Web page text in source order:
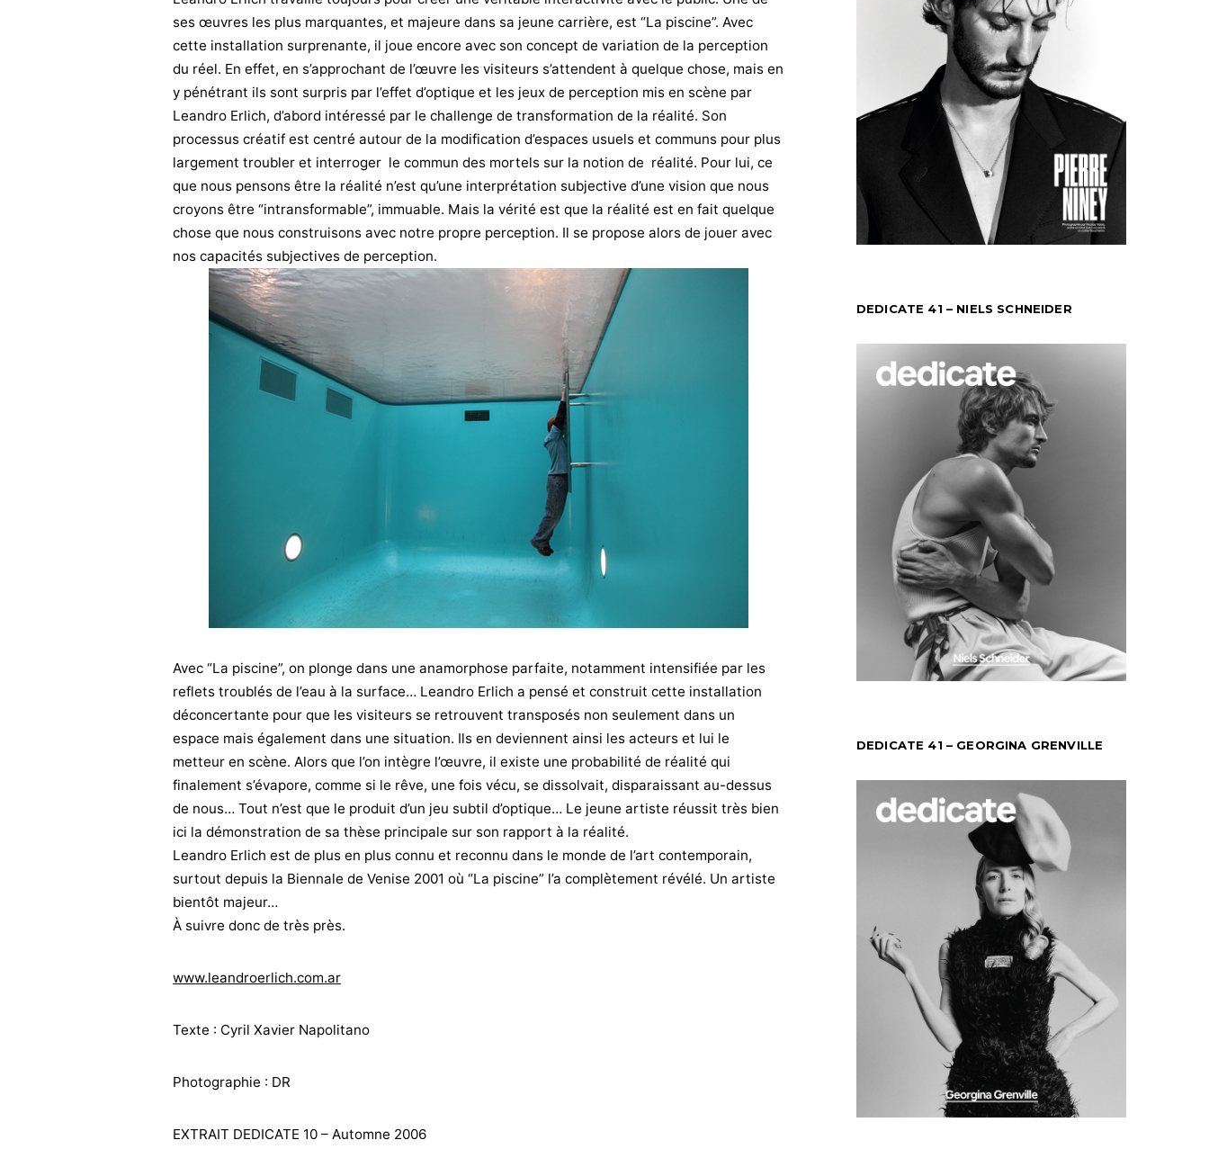
ses œuvres les plus marquantes, et majeure dans sa jeune carrière, est “La piscine”. Avec
cette installation surprenante, il joue encore avec son concept de variation de la perception
du réel. En effet, en s’approchant de l’œuvre les visiteurs s’attendent à quelque chose, mais en
y pénétrant ils sont surpris par l’effet d’optique et les jeux de perception mis en scène par
Leandro Erlich, d’abord intéressé par le challenge de transformation de la réalité. Son
processus créatif est centré autour de la modification d’espaces usuels et communs pour plus
largement troubler et interroger le commun des mortels sur la notion de réalité. Pour lui, ce
que nous pensons être la réalité n’est qu’une interprétation subjective d’une vision que nous
croyons être “intransformable”, immuable. Mais la vérité est que la réalité est en fait quelque
chose que nous construisons avec notre propre perception. Il se propose alors de jouer avec
nos capacités subjectives de perception.
Avec “La piscine”, on plonge dans une anamorphose parfaite, notamment intensifiée par les
reflets troublés de l’eau à la surface… Leandro Erlich a pensé et construit cette installation
déconcertante pour que les visiteurs se retrouvent transposés non seulement dans un
espace mais également dans une situation. Ils en deviennent ainsi les acteurs et lui le
metteur en scène. Alors que l’on intègre l’œuvre, il existe une probabilité de réalité qui
finalement s’évapore, comme si le rêve, une fois vécu, se dissolvait, disparaissant au-dessus
de nous… Tout n’est que le produit d’un jeu subtil d’optique… Le jeune artiste réussit très bien
ici la démonstration de sa thèse principale sur son rapport à la réalité.
Leandro Erlich est de plus en plus connu et reconnu dans le monde de l’art contemporain,
surtout depuis la Biennale de Venise 2001 où “La piscine” l’a complètement révélé. Un artiste
bientôt majeur…
À suivre donc de très près.
www.leandroerlich.com.ar
Texte : Cyril Xavier Napolitano
Photographie : DR
EXTRAIT DEDICATE 10 – Automne 2006
DEDICATE 41 – NIELS SCHNEIDER
DEDICATE 41 – GEORGINA GRENVILLE